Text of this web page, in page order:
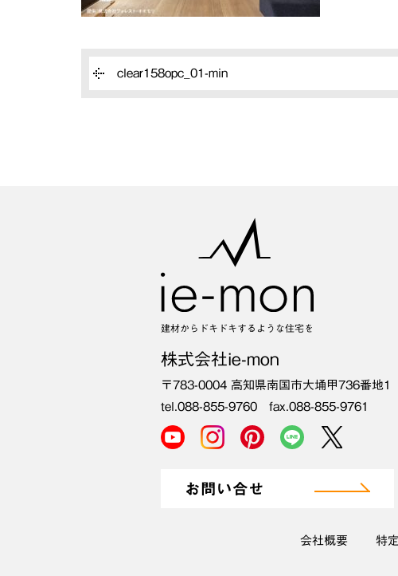
clear158opc_01-min
建材からドキドキするような住宅を
株式会社ie-mon
〒783-0004 高知県南国市大埇甲736番地1
tel.088-855-9760 fax.088-855-9761
お問い合せ
会社概要 特